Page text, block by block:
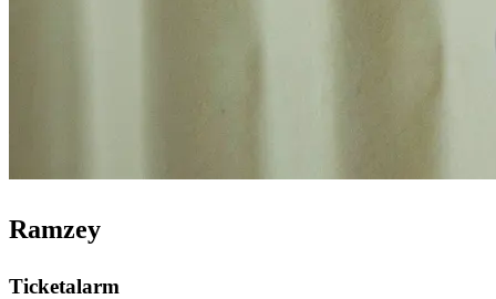
Ramzey
Ticketalarm